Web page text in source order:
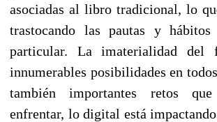
asociadas al libro tradicional, lo
trastocando las pautas y
particular. La imaterialidad
innumerables posibilidades en
también importantes retos
enfrentar, lo digital está